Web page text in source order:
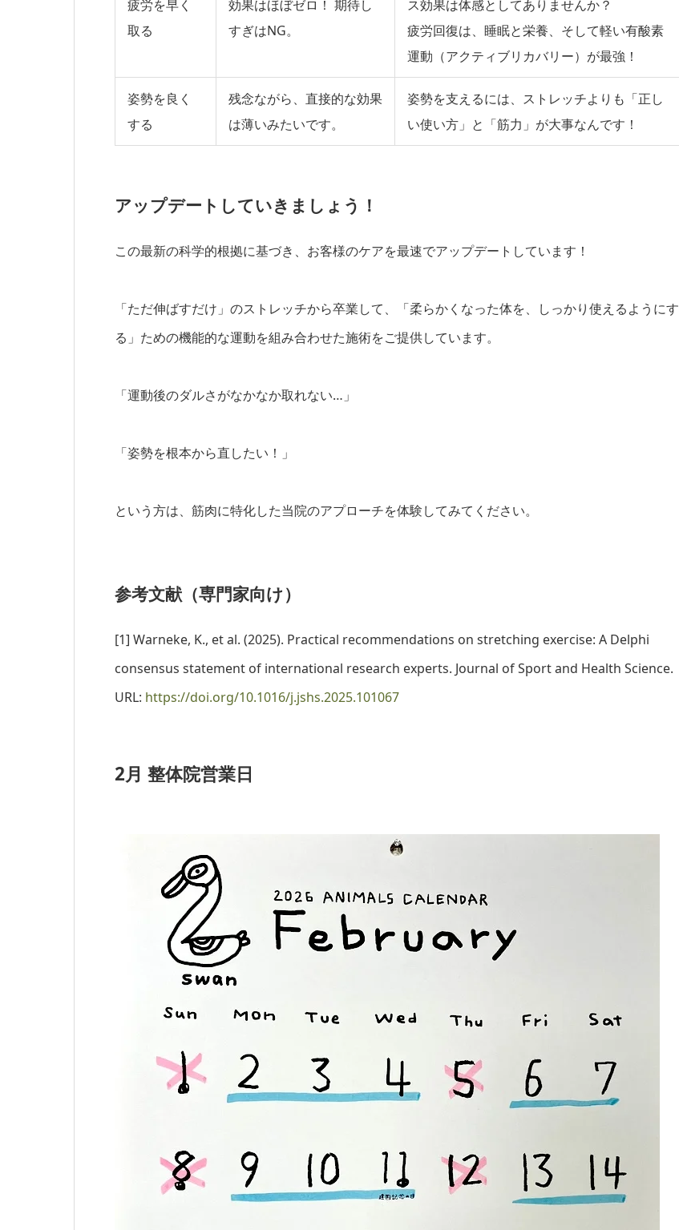
疲労を早く
取る
効果はほぼゼロ！ 期待し
すぎはNG。
ス効果は体感としてありませんか？
疲労回復は、 睡眠と栄養、そして軽い有酸素
運動 （アクティブリカバリー）が最強！
姿勢を良く
する
残念ながら、直接的な効果
は薄いみたいです。
姿勢を支えるには、 ストレッチよりも「正し
い使い方」と「筋力」 が大事なんです！
アップデートしていきましょう！
この最新の科学的根拠に基づき、お客様のケアを最速でアップデート しています！
「ただ伸ばすだけ」 のストレッチから卒業して、
「柔らかくなった体を、しっかり使えるようにす
る」 ための機能的な運動を組み合わせた施術をご提供しています。
「運動後のダルさがなかなか取れない…」
「姿勢を根本から直したい！」
という方は、筋肉に特化した当院のアプローチを体験してみてください。
参考文献（専門家向け）
[1] Warneke, K., et al. (2025). Practical recommendations on stretching exercise: A Delphi
consensus statement of international research experts. Journal of Sport and Health Science.
URL: https://doi.org/10.1016/j.jshs.2025.101067
2月 整体院営業日